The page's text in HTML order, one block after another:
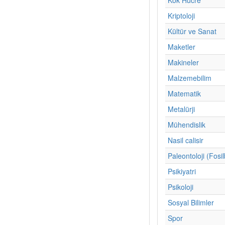
Kriptoloji
Kültür ve Sanat
Maketler
Makineler
Malzemebilim
Matematik
Metalürji
Mühendislik
Nasil calisir
Paleontoloji
Psikiyatri
Psikoloji
Sosyal Bilimler
Spor